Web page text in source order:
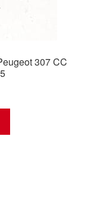
307 CC